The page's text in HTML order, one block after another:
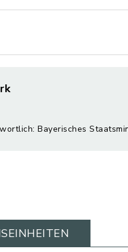
Bayerisches